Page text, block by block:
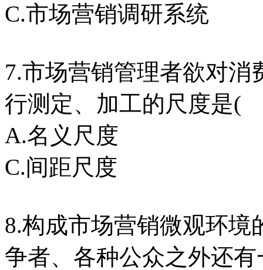
C.市场营销调研系
7.市场营销管理者欲对
行测定、加工的尺度
A.名义尺度 B.
C.间距尺度 D.
8.构成市场营销微观环
争者、各种公众之外还